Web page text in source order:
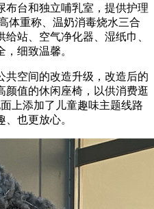
布台和独立哺乳室，提供护理
体重称、温奶消毒烧水三合
站、空气净化器、湿纸巾、
细致温馨。
共空间的改造升级，改造后的
颜值的休闲座椅，以供消费逛
上添加了儿童趣味主题线路
也更放心。